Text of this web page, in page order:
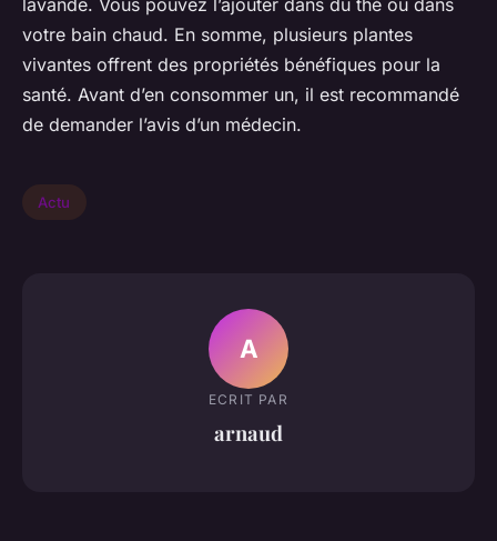
lavande. Vous pouvez l’ajouter dans du thé ou dans
votre bain chaud. En somme, plusieurs plantes
vivantes offrent des propriétés bénéfiques pour la
santé. Avant d’en consommer un, il est recommandé
de demander l’avis d’un médecin.
Actu
A
ECRIT PAR
arnaud